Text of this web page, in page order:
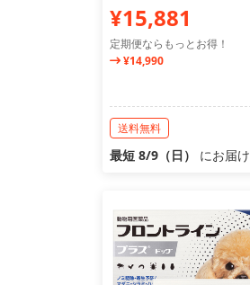
¥15,881
定期便ならもっとお得！
¥14,990
送料無料
最短 8/9（日） にお届け